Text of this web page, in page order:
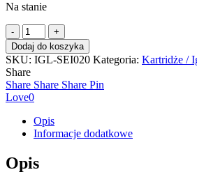
Na stanie
ilość
Igła
akupunkturowa
Seirin®
J
0,20×30
(opakowanie
100szt)
Dodaj do koszyka
SKU: IGL-SEI020 Kategoria: Kartridże /
Share
Share Share Share Pin
Love0
Opis
Informacje dodatkowe
Opis